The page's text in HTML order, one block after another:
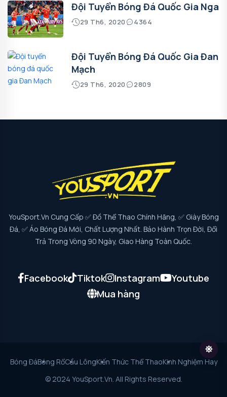
Đội Tuyển Bóng Đá Quốc Gia Nga
29 Th6, 2020 4364
Đội Tuyển Bóng Đá Quốc Gia Đan
Mạch
29 Th6, 2020 2809
YouSport.vn Cung Cấp ✅ Đồ Thể Thao Chính Hãng, ✅ Giày Bóng
Đá, ✅ Áo Bóng Đá Mới, Chất Lượng Nhất. Bảo Hành Trọn Đời, Đổi
Trả Trong Vòng 90 Ngày, Giao Hàng Toàn Quốc.
Facebook Tiktok Instagram
Youtube
Mua hàng
Bóng ĐáBóng RổCầu LôngKiến Thức Thể ThaoKinh Nghiệm Hay
© 2024 YouSport.vn. All Rights Reserved.